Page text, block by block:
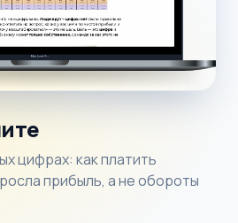
цифрах: как платить
прибыль, а не обороты